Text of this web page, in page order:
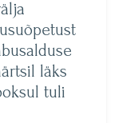
läks
tuli